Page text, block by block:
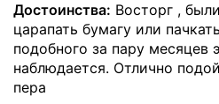
Достоинства: Восторг ,
царапать бумагу или
подобного за пару месяцев
наблюдается. Отлично
пера